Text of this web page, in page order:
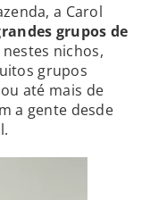
a Carol
grupos de
nichos,
grupos
até mais de
a gente desde